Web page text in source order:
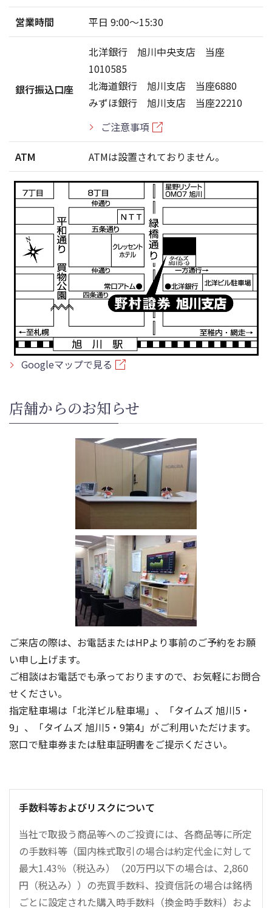
営業時間 平日 9:00〜15:30
銀行振込口座
北洋銀行 旭川中央支店 当座
1010585
北海道銀行 旭川支店 当座6880
みずほ銀行 旭川支店 当座22210
ご注意事項
ATM ATMは設置されておりません。
Googleマップで見る
店舗からのお知らせ
ご来店の際は、お電話またはHPより事前のご予約をお願
い申し上げます。
ご相談はお電話でも承っておりますので、お気軽にお問合
せください。
指定駐車場は「北洋ビル駐車場」、「タイムズ 旭川5・
9」、「タイムズ 旭川5・9第4」がご利用いただけます。
窓口で駐車券または駐車証明書をご提示ください。
手数料等およびリスクについて
当社で取扱う商品等へのご投資には、各商品等に所定
の手数料等（国内株式取引の場合は約定代金に対して
最大1.43％（税込み）（20万円以下の場合は、2,860
円（税込み））の売買手数料、投資信託の場合は銘柄
ごとに設定された購入時手数料（換金時手数料）およ